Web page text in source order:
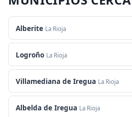
Alberite La Rioja
Logroño La Rioja
Villamediana de Iregua La Rioja
Albelda de Iregua La Rioja